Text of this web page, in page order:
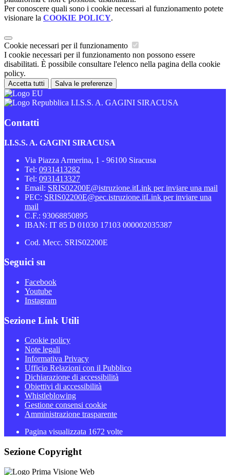
Per conoscere quali sono i cookie necessari al funzionamento potete
visionare la COOKIE POLICY.
Cookie necessari per il funzionamento
I cookie necessari per il funzionamento non possono essere
disabilitati. È possibile consultare l'elenco nella pagina della cookie
policy.
Accetta tutti Salva le preferenze
I.I.S.S. A. GAGINI SIRACUSA
Contatti
I.I.S.S. A. GAGINI SIRACUSA
Via Piazza Armerina, 1 - 96100 Siracusa
Tel: 0931413282
Tel: 0931413327
Email: SRIS02200E@istruzione.itLink per inviare una mail
PEC: SRIS02200E@pec.istruzione.itLink per inviare una
mail
C.F.: 93068850895
IBAN: IT 85 D 01030 17103 000002035387
Cod. Mecc. SRIS02200E
Seguici su
Facebook
Youtube
Instagram
Sezione Link Utili
Cookie policy
Note legali
Informativa Privacy
Ufficio Relazioni con il Pubblico
Dichiarazione di accessibilità
Obiettivi di accessibilità
Whistleblowing
Gestione consensi cookie
Amministrazione trasparente
Pagina visualizzata 1672 volte
Sezione Copyright